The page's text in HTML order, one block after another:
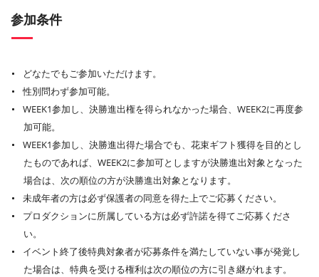
参加条件
どなたでもご参加いただけます。
性別問わず参加可能。
WEEK1参加し、決勝進出権を得られなかった場合、WEEK2に再度参
加可能。
WEEK1参加し、決勝進出得た場合でも、花束ギフト獲得を目的とし
たものであれば、WEEK2に参加可としますが決勝進出対象となった
場合は、次の順位の方が決勝進出対象となります。
未成年者の方は必ず保護者の同意を得た上でご応募ください。
プロダクションに所属している方は必ず許諾を得てご応募くださ
い。
イベント終了後特典対象者が応募条件を満たしていない事が発覚し
た場合は、特典を受ける権利は次の順位の方に引き継がれます。